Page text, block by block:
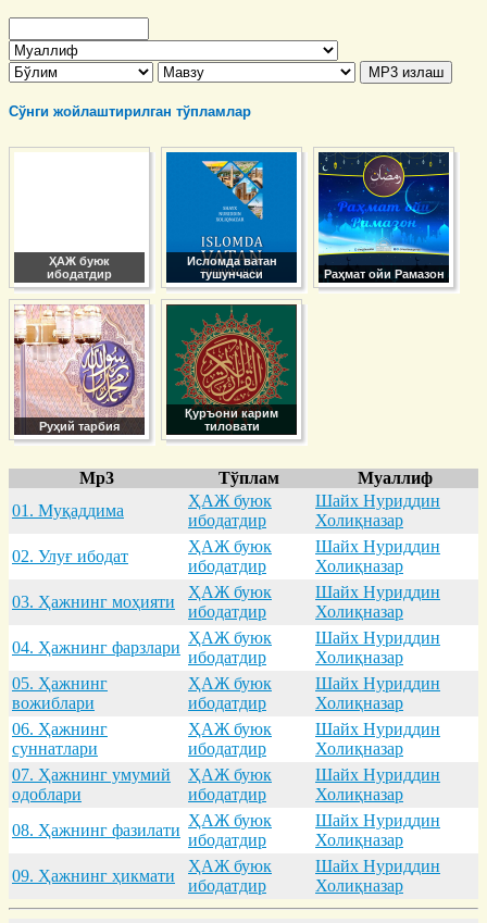
Сўнги жойлаштирилган тўпламлар
ҲАЖ буюк
ибодатдир
Исломда ватан
тушунчаси
Раҳмат ойи Рамазон
Руҳий тарбия
Қуръони карим
тиловати
Mp3 Тўплам
Муаллиф
01. Муқaддимa
ҲАЖ буюк
ибодатдир
Шайх Нуриддин
Холиқназар
02. Улуғ ибодaт
ҲАЖ буюк
ибодатдир
Шайх Нуриддин
Холиқназар
03. Ҳaжнинг моҳияти
ҲАЖ буюк
ибодатдир
Шайх Нуриддин
Холиқназар
04. Ҳaжнинг фaрзлaри
ҲАЖ буюк
ибодатдир
Шайх Нуриддин
Холиқназар
05. Ҳaжнинг
вожиблaри
ҲАЖ буюк
ибодатдир
Шайх Нуриддин
Холиқназар
06. Ҳaжнинг
суннaтлaри
ҲАЖ буюк
ибодатдир
Шайх Нуриддин
Холиқназар
07. Ҳaжнинг умумий
одоблaри
ҲАЖ буюк
ибодатдир
Шайх Нуриддин
Холиқназар
08. Ҳaжнинг фaзилaти
ҲАЖ буюк
ибодатдир
Шайх Нуриддин
Холиқназар
09. Ҳaжнинг ҳикмaти
ҲАЖ буюк
ибодатдир
Шайх Нуриддин
Холиқназар